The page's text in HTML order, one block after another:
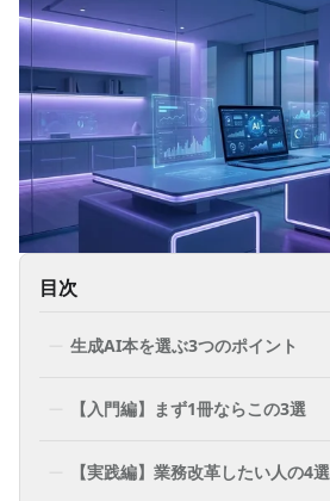
目次
生成AI本を選ぶ3つのポイント
【入門編】まず1冊ならこの3選
【実践編】業務改革したい人の4選